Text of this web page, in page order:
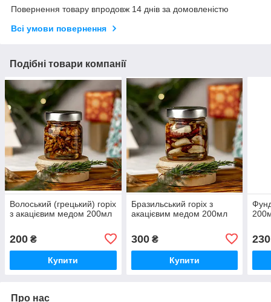
Повернення товару впродовж 14 днів за домовленістю
Всі умови повернення
Подібні товари компанії
Волоський (грецький) горіх
з акацієвим медом 200мл
200 ₴
Купити
Бразильський горіх з
акацієвим медом 200мл
300₴
Купити
230
Про нас